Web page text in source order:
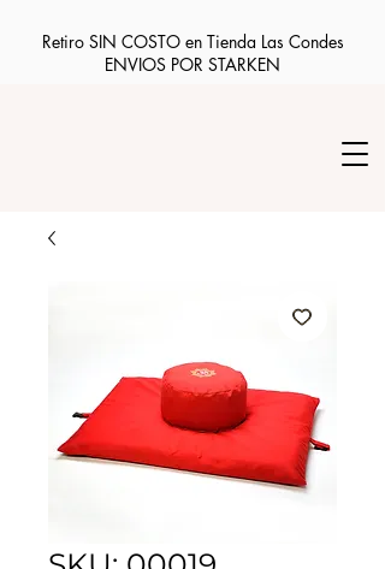
Retiro SIN COSTO en Tienda Las Condes
ENVIOS POR STARKEN